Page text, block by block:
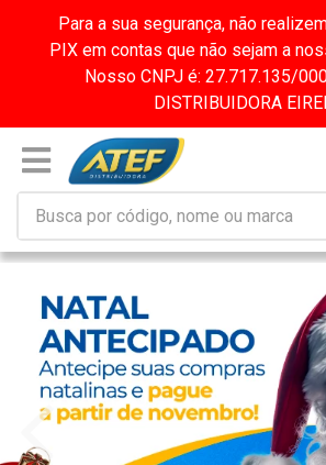
Para a sua segurança, não
PIX em contas que não sejam a
Nosso CNPJ é: 27.717.135/
DISTRIBUIDORA